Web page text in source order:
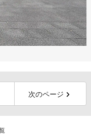
次のページ